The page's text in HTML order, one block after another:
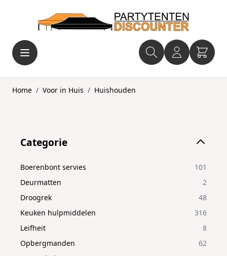
Home / Voor in Huis / Huishouden
Skip to product list
Categorie
filter
Boerenbont servies
101
Deurmatten
2
Droogrek
48
Keuken hulpmiddelen
316
Leifheit
8
Opbergmanden
62